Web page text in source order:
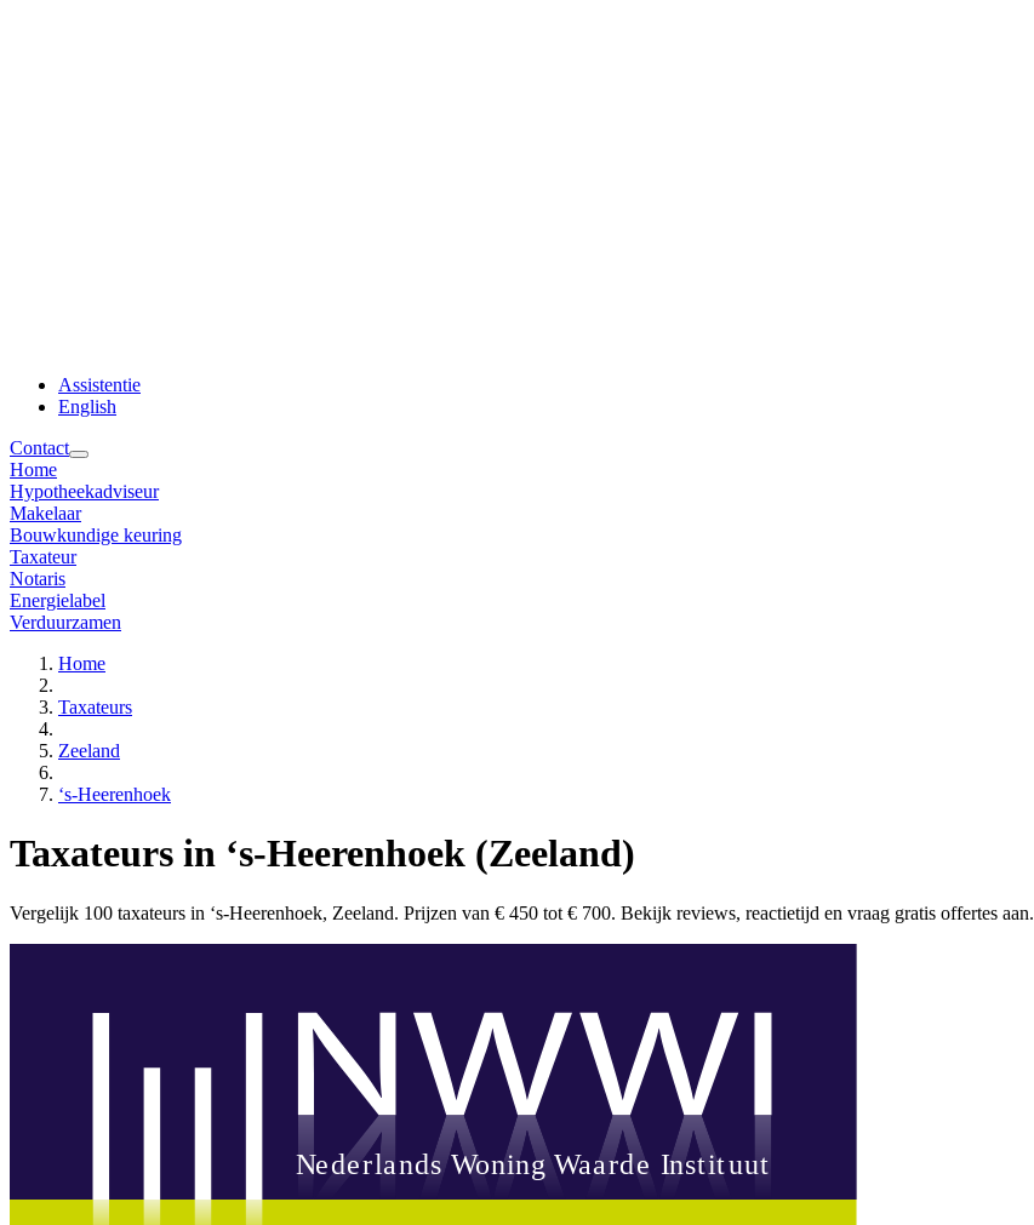
Assistentie
English
Contact
Home
Hypotheekadviseur
Makelaar
Bouwkundige keuring
Taxateur
Notaris
Energielabel
Verduurzamen
Home
Taxateurs
Zeeland
‘s-Heerenhoek
Taxateurs in ‘s-Heerenhoek (Zeeland)
Vergelijk 100 taxateurs in ‘s-Heerenhoek, Zeeland. Prijzen van € 450 tot € 700. Bekijk reviews, reactietijd en vraag gratis offertes aan.